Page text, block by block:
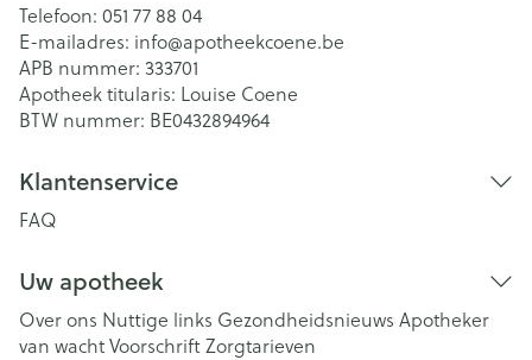
Telefoon: 051 77 88 04
E-mailadres: info@apotheekcoene.be
APB nummer: 333701
Apotheek titularis: Louise Coene
BTW nummer: BE0432894964
Klantenservice
FAQ
Uw apotheek
Over ons Nuttige links Gezondheidsnieuws Apotheker
van wachtVoorschriftZorgtarieven